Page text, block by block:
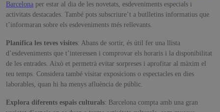
Barcelona per estar al dia de les novetats, esdeveniments especials i
activitats destacades. També pots subscriure’t a butlletins informatius que
t’informaran sobre els esdeveniments més rellevants.
Planifica les teves visites: Abans de sortir, és útil fer una llista
d’esdeveniments que t’interessen i comprovar els horaris i la disponibilitat
de les entrades. Això et permetrà evitar sorpreses i aprofitar al màxim el
teu temps. Considera també visitar exposicions o espectacles en dies
laborables, quan hi ha menys afluència de públic.
Explora diferents espais culturals: Barcelona compta amb una gran